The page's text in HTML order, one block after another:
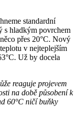
standardní
s hladkým povrchem
přes 20°C. Nový
v nejteplejším
Už by docela
reaguje projevem
na době působení k
60°C ničí buňky